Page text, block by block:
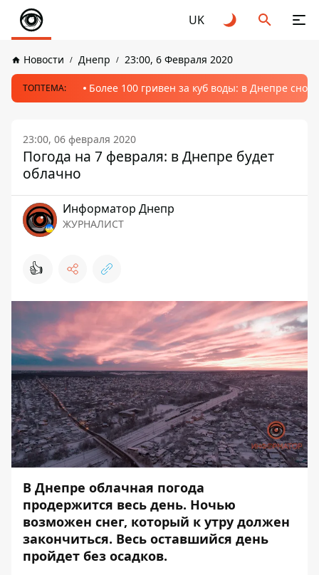
UK
Новости Днепр 23:00, 6 Февраля 2020
ТОПТЕМА: Более 100 гривен за куб воды: в Днепре
23:00, 06 февраля 2020
Погода на 7 февраля: в Днепре будет
облачно
Информатор Днепр
ЖУРНАЛИСТ
👍
В Днепре облачная погода
продержится весь день. Ночью
возможен снег, который к утру должен
закончиться. Весь оставшийся день
пройдет без осадков.